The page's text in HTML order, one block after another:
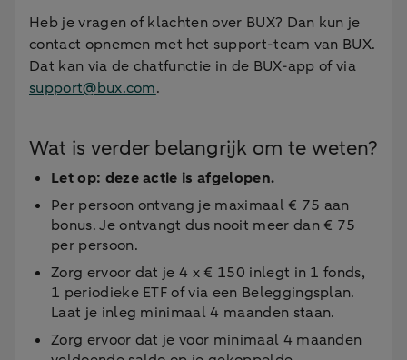
Heb je vragen of klachten over BUX? Dan kun je
contact opnemen met het support-team van BUX.
Dat kan via de chatfunctie in de BUX-app of via
support@bux.com.
Wat is verder belangrijk om te weten?
Let op: deze actie is afgelopen.
Per persoon ontvang je maximaal € 75 aan
bonus. Je ontvangt dus nooit meer dan € 75
per persoon.
Zorg ervoor dat je 4 x € 150 inlegt in 1 fonds,
1 periodieke ETF of via een Beleggingsplan.
Laat je inleg minimaal 4 maanden staan.
Zorg ervoor dat je voor minimaal 4 maanden